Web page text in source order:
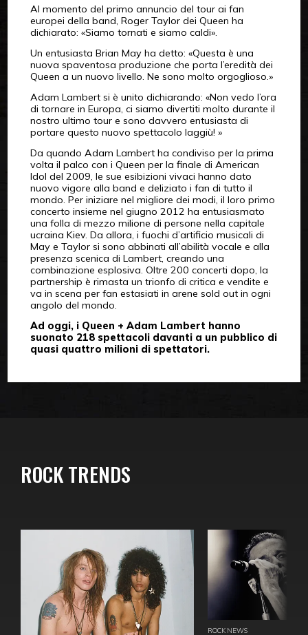
Al momento del primo annuncio del tour ai fan
europei della band, Roger Taylor dei Queen ha
dichiarato: «Siamo tornati e siamo caldi».
Un entusiasta Brian May ha detto: «Questa è una
nuova spaventosa produzione che porta l’eredità dei
Queen a un nuovo livello. Ne sono molto orgoglioso.»
Adam Lambert si è unito dichiarando: «Non vedo l’ora
di tornare in Europa, ci siamo divertiti molto durante il
nostro ultimo tour e sono davvero entusiasta di
portare questo nuovo spettacolo laggiù! »
Da quando Adam Lambert ha condiviso per la prima
volta il palco con i Queen per la finale di American
Idol del 2009, le sue esibizioni vivaci hanno dato
nuovo vigore alla band e deliziato i fan di tutto il
mondo. Per iniziare nel migliore dei modi, il loro primo
concerto insieme nel giugno 2012 ha entusiasmato
una folla di mezzo milione di persone nella capitale
ucraina Kiev. Da allora, i fuochi d’artificio musicali di
May e Taylor si sono abbinati all’abilità vocale e alla
presenza scenica di Lambert, creando una
combinazione esplosiva. Oltre 200 concerti dopo, la
partnership è rimasta un trionfo di critica e vendite e
va in scena per fan estasiati in arene sold out in ogni
angolo del mondo.
Ad oggi, i Queen + Adam Lambert hanno
suonato 218 spettacoli davanti a un pubblico di
quasi quattro milioni di spettatori.
ROCK TRENDS
ROCK NEWS